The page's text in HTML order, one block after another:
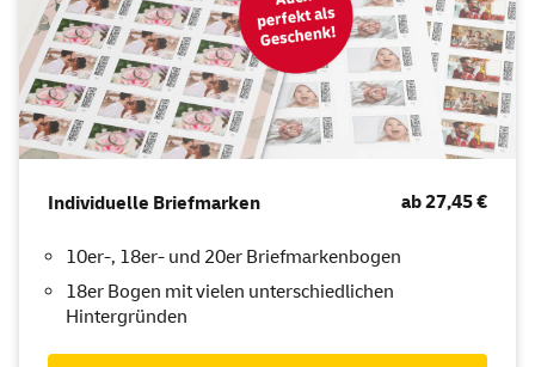
Individuelle Briefmarken ab 27,45 €
10er-, 18er- und 20er Briefmarkenbogen
18er Bogen mit vielen unterschiedlichen
Hintergründen